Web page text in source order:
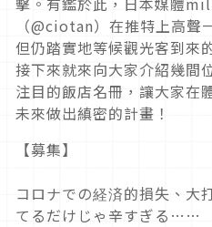
（@ciotan）在推特上高聲
但仍踏實地等候觀光客到來
接下來就來向大家介紹幾間
注目的飯店名冊，讓大家在
未來做出縝密的計畫！
【募集】
コロナでの経済的損失、大
てるだけじゃ辛すぎる……